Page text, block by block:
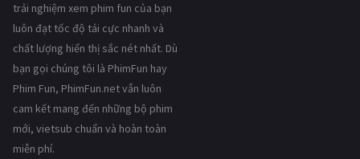
trải nghiệm xem phim fun của bạn
luôn đạt tốc độ tải cực nhanh và
chất lượng hiển thị sắc nét nhất. Dù
bạn gọi chúng tôi là PhimFun hay
Phim Fun, PhimFun.net vẫn luôn
cam kết mang đến những bộ phim
mới, vietsub chuẩn và hoàn toàn
miễn phí.